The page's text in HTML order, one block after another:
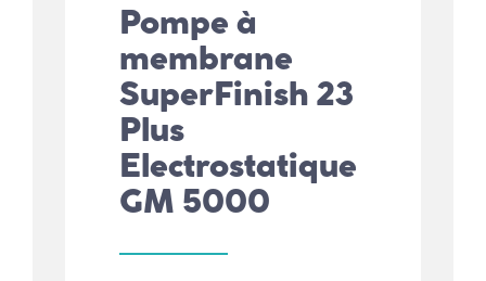
Pompe à
membrane
SuperFinish 23
Plus
Electrostatique
GM 5000